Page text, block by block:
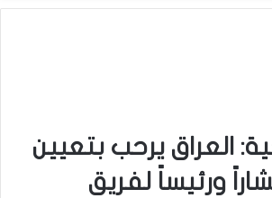
العراق يرحب بتعيين
ورئيساً لفريق